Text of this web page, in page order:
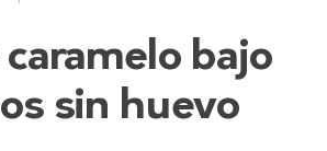
bajo
sin huevo